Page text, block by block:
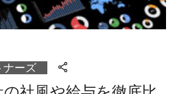
ナーズ